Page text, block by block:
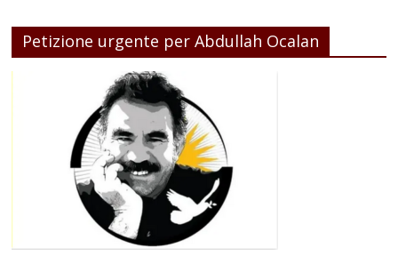
Petizione urgente per Abdullah Ocalan